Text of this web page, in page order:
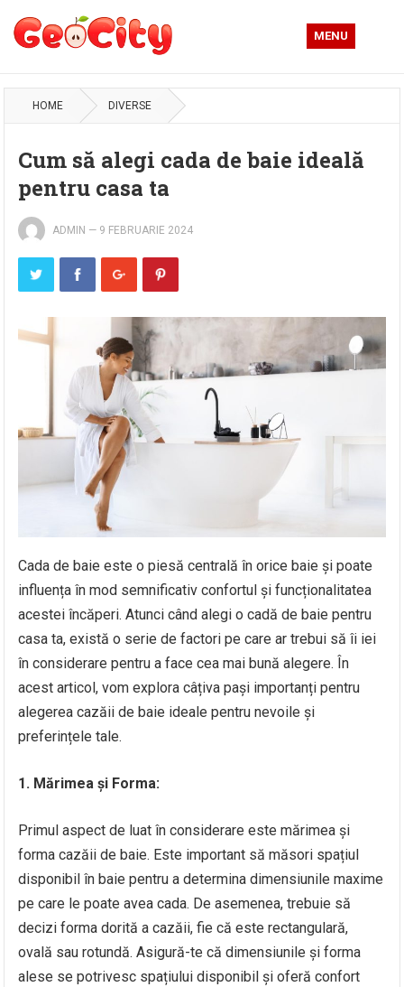
MENU
HOME DIVERSE
Cum să alegi cada de baie ideală
pentru casa ta
ADMIN — 9 FEBRUARIE 2024
Cada de baie este o piesă centrală în orice baie și poate
influența în mod semnificativ confortul și funcționalitatea
acestei încăperi. Atunci când alegi o cadă de baie pentru
casa ta, există o serie de factori pe care ar trebui să îi iei
în considerare pentru a face cea mai bună alegere. În
acest articol, vom explora câțiva pași importanți pentru
alegerea cazăii de baie ideale pentru nevoile și
preferințele tale.
1. Mărimea și Forma:
Primul aspect de luat în considerare este mărimea și
forma cazăii de baie. Este important să măsori spațiul
disponibil în baie pentru a determina dimensiunile maxime
pe care le poate avea cada. De asemenea, trebuie să
decizi forma dorită a cazăii, fie că este rectangulară,
ovală sau rotundă. Asigură-te că dimensiunile și forma
alese se potrivesc spațiului disponibil și oferă confort